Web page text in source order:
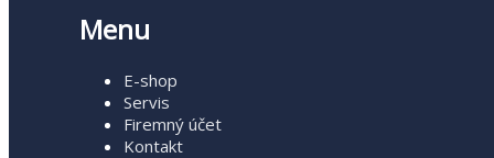
Menu
E-shop
Servis
Firemný účet
Kontakt